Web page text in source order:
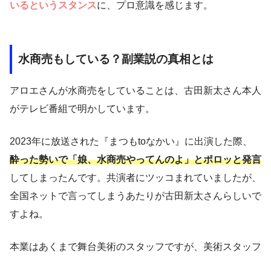
いるというスタンスに、プロ意識を感じます。
水商売もしている？副業説の真相とは
アロエさんが水商売をしていることは、古田新太さん本人
がテレビ番組で明かしています。
2023年に放送された『まつもtoなかい』に出演した際、
酔った勢いで「娘、水商売やってんのよ」とポロッと発言
してしまったんです。共演者にツッコまれていましたが、
全国ネットで言ってしまうあたりが古田新太さんらしいで
すよね。
本業はあくまで舞台美術のスタッフですが、美術スタッフ